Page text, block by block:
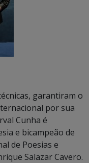
garantiram o
por sua
Cunha é
e bicampeão de
de Poesias e
Salazar Cavero.